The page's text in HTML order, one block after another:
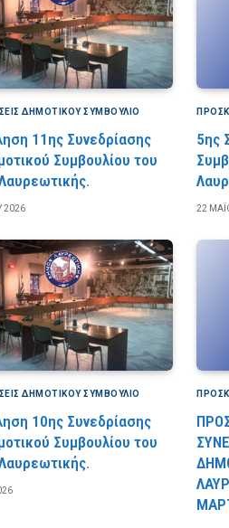
ΔΗΜΟΤΙΚΟΎ ΣΥΜΒΟΎΛΙΟ
11ης Συνεδρίασης
Συμβουλίου του
2026
5ης
22
ΔΗΜΟΤΙΚΟΎ ΣΥΜΒΟΎΛΙΟ
10ης Συνεδρίασης
Συμβουλίου του